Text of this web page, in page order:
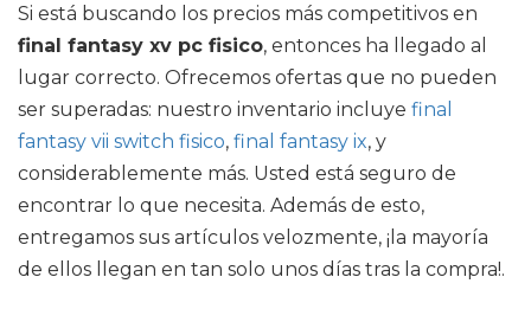
Si está buscando los precios más competitivos en
final fantasy xv pc fisico, entonces ha llegado al
lugar correcto. Ofrecemos ofertas que no pueden
ser superadas: nuestro inventario incluye final
fantasy vii switch fisico, final fantasy ix, y
considerablemente más. Usted está seguro de
encontrar lo que necesita. Además de esto,
entregamos sus artículos velozmente, ¡la mayoría
de ellos llegan en tan solo unos días tras la compra!.